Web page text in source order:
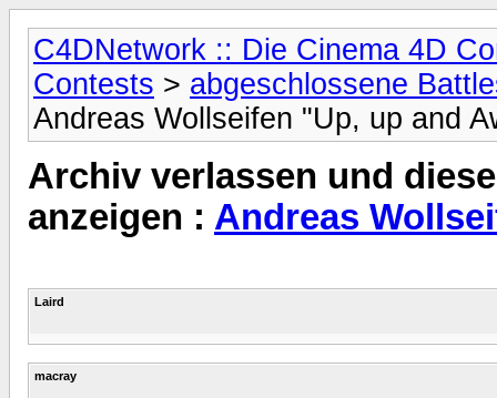
C4DNetwork :: Die Cinema 4D
Contests > abgeschlossene
Andreas Wollseifen "Up, up and
Archiv verlassen und
anzeigen : Andreas
Laird
macray